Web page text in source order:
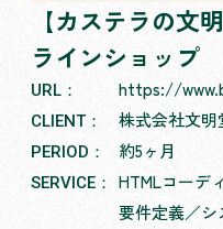
【カステラの文
ラインショップ
URL： https://
CLIENT： 株式会社文明
PERIOD： 約5ヶ月
SERVICE：
HTMLコーデ
要件定義／